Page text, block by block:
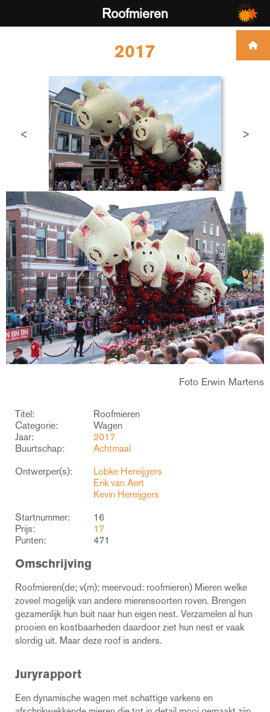
Roofmieren
2017
< >
Foto Erwin Martens
Titel:
Roofmieren
Categorie:
Wagen
Jaar:
2017
Buurtschap:
Achtmaal
Ontwerper(s):
Lobke Hereijgers
Erik van Aert
Kevin Hereijgers
Startnummer:
16
Prijs:
17
Punten:
471
Omschrijving
Roofmieren(de; v(m); meervoud: roofmieren) Mieren welke
zoveel mogelijk van andere mierensoorten roven. Brengen
gezamenlijk hun buit naar hun eigen nest. Verzamelen al hun
prooien en kostbaarheden daardoor ziet hun nest er vaak
slordig uit. Maar deze roof is anders.
Juryrapport
Een dynamische wagen met schattige varkens en